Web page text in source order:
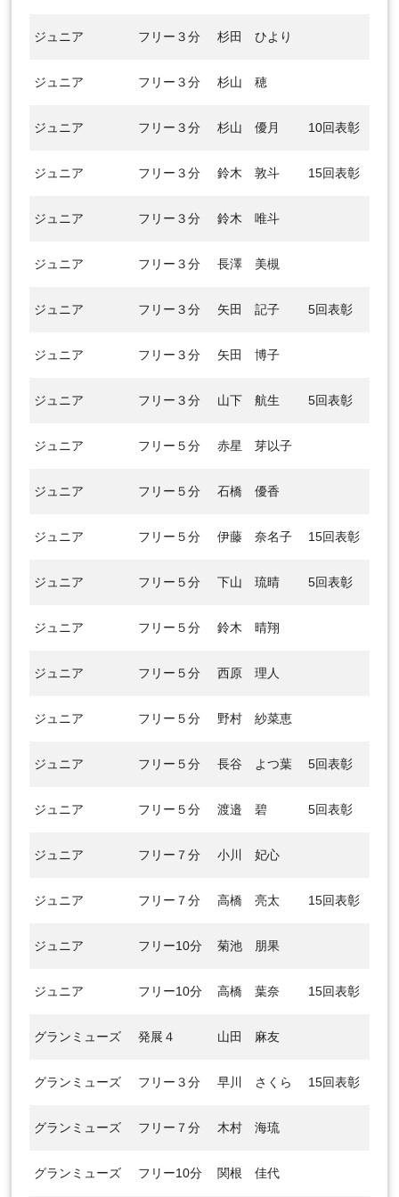
ジュニア フリー３分 杉田 ひより
ジュニア フリー３分 杉山 穂
ジュニア フリー３分 杉山 優月 10回表彰
ジュニア フリー３分 鈴木 敦斗 15回表彰
ジュニア フリー３分 鈴木 唯斗
ジュニア フリー３分 長澤 美槻
ジュニア フリー３分 矢田 記子 5回表彰
ジュニア フリー３分 矢田 博子
ジュニア フリー３分 山下 航生 5回表彰
ジュニア フリー５分 赤星 芽以子
ジュニア フリー５分 石橋 優香
ジュニア フリー５分 伊藤 奈名子 15回表彰
ジュニア フリー５分 下山 琉晴 5回表彰
ジュニア フリー５分 鈴木 晴翔
ジュニア フリー５分 西原 理人
ジュニア フリー５分 野村 紗菜恵
ジュニア フリー５分 長谷 よつ葉 5回表彰
ジュニア フリー５分 渡邉 碧 5回表彰
ジュニア フリー７分 小川 妃心
ジュニア フリー７分 高橋 亮太 15回表彰
ジュニア フリー10分 菊池 朋果
ジュニア フリー10分 高橋 葉奈 15回表彰
グランミューズ 発展４ 山田 麻友
グランミューズ フリー３分 早川 さくら 15回表彰
グランミューズ フリー７分 木村 海琉
グランミューズ フリー10分 関根 佳代